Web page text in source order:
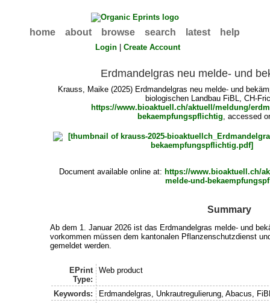
home about browse search latest help
Login |Create Account
Erdmandelgras neu melde- und
Krauss, Maike(2025) Erdmandelgras neu melde- und
biologischen Landbau FiBL, CH-
https://www.bioaktuell.ch/aktuell/meldung/
bekaempfungspflichtig, accessed
Document available online at: https://www.bioaktuell.ch/
melde-und-
Summary
Ab dem 1. Januar 2026 ist das Erdmandelgras melde- und
vorkommen müssen dem kantonalen Pflanzenschutzdienst
gemeldet werden.
EPrint
Type:
Web product
Keywords:
Erdmandelgras, Unkrautregulierung, Abacus,